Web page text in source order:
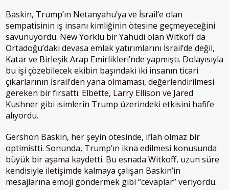
Baskin, Trump’ın Netanyahu’ya ve İsrail’e olan
sempatisinin iş insanı kimliğinin ötesine geçmeyeceğini
savunuyordu. New Yorklu bir Yahudi olan Witkoff da
Ortadoğu’daki devasa emlak yatırımlarını İsrail’de değil,
Katar ve Birleşik Arap Emirlikleri’nde yapmıştı. Dolayısıyla
bu işi çözebilecek ekibin başındaki iki insanın ticari
çıkarlarının İsrail’den yana olmaması, değerlendirilmesi
gereken bir fırsattı. Elbette, Larry Ellison ve Jared
Kushner gibi isimlerin Trump üzerindeki etkisini hafife
alıyordu.
Gershon Baskin, her şeyin ötesinde, iflah olmaz bir
optimistti. Sonunda, Trump’ın ikna edilmesi konusunda
büyük bir aşama kaydetti. Bu esnada Witkoff, uzun süre
kendisiyle iletişimde kalmaya çalışan Baskin’in
mesajlarına emoji göndermek gibi “cevaplar” veriyordu.